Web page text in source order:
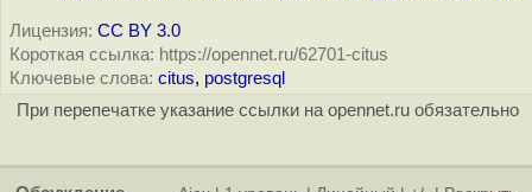
Лицензия: CC BY 3.0
Короткая ссылка: https://opennet.ru/62701-citus
Ключевые слова: citus, postgresql
При перепечатке указание ссылки на opennet.ru обязательно